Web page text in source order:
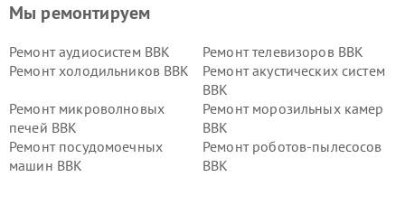
Мы ремонтируем
Ремонт аудиосистем BBK
Ремонт телевизоров BBK
Ремонт холодильников BBK
Ремонт акустических систем
BBK
Ремонт микроволновых
печей BBK
Ремонт морозильных камер
BBK
Ремонт посудомоечных
машин BBK
Ремонт роботов-пылесосов
BBK